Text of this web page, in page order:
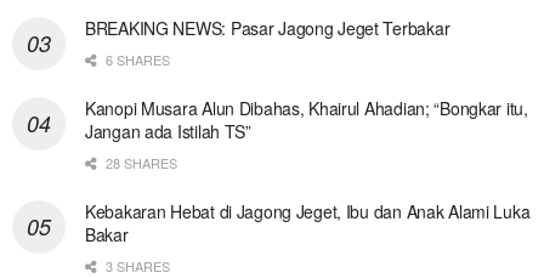
BREAKING NEWS: Pasar Jagong Jeget Terbakar
6 SHARES
Kanopi Musara Alun Dibahas, Khairul Ahadian; “Bongkar itu,
Jangan ada Istilah TS”
28 SHARES
Kebakaran Hebat di Jagong Jeget, Ibu dan Anak Alami Luka
Bakar
3 SHARES